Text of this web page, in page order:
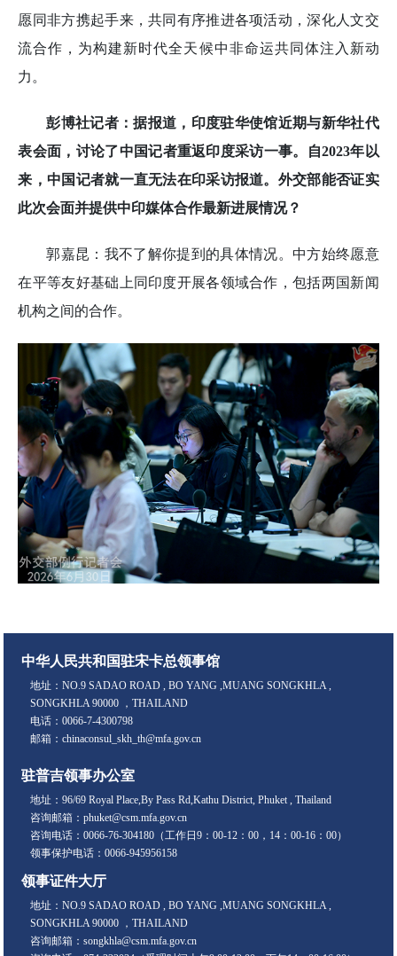
愿同非方携起手来，共同有序推进各项活动，深化人文交
流合作，为构建新时代全天候中非命运共同体注入新动
力。
彭博社记者：据报道，印度驻华使馆近期与新华社代
表会面，讨论了中国记者重返印度采访一事。自2023年以
来，中国记者就一直无法在印采访报道。外交部能否证实
此次会面并提供中印媒体合作最新进展情况？
郭嘉昆：我不了解你提到的具体情况。中方始终愿意
在平等友好基础上同印度开展各领域合作，包括两国新闻
机构之间的合作。
中华人民共和国驻宋卡总领事馆
地址：NO.9 SADAO ROAD , BO YANG ,MUANG SONGKHLA ,
SONGKHLA 90000 ，THAILAND
电话：0066-7-4300798
邮箱：chinaconsul_skh_th@mfa.gov.cn
驻普吉领事办公室
地址：96/69 Royal Place,By Pass Rd,Kathu District, Phuket , Thailand
咨询邮箱：phuket@csm.mfa.gov.cn
咨询电话：0066-76-304180（工作日9：00-12：00，14：00-16：00）
领事保护电话：0066-945956158
领事证件大厅
地址：NO.9 SADAO ROAD , BO YANG ,MUANG SONGKHLA ,
SONGKHLA 90000 ，THAILAND
咨询邮箱：songkhla@csm.mfa.gov.cn